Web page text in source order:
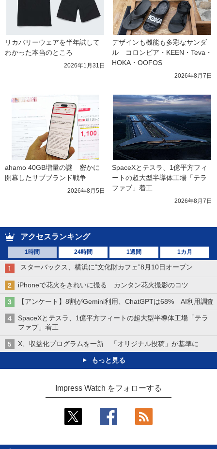
リカバリーウェアを半年試して
わかった本当のところ
2026年1月31日
デザインも機能も多彩なサンダ
ル　コロンビア・KEEN・Teva・
HOKA・OOFOS
2026年8月7日
ahamo 40GB増量の謎　密かに
開幕したサブブランド戦争
2026年8月5日
SpaceXとテスラ、1億平方フィ
ートの超大型半導体工場「テラ
ファブ」着工
2026年8月7日
アクセスランキング
1時間 24時間 1週間 1カ月
スターバックス、横浜に“文化財カフェ”8月10日オープン
iPhoneで花火をきれいに撮る カンタン花火撮影のコツ
【アンケート】8割がGemini利用、ChatGPTは68% AI利用調査
SpaceXとテスラ、1億平方フィートの超大型半導体工場「テラ
ファブ」着工
X、収益化プログラムを一新 「オリジナル投稿」が基準に
もっと見る
Impress Watch をフォローする